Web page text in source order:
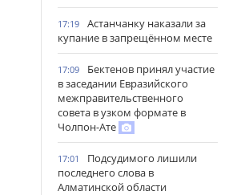
17:19
Астанчанку наказали за
купание в запрещённом месте
17:09
Бектенов принял участие
в заседании Евразийского
межправительственного
совета в узком формате в
Чолпон-Ате
17:01
Подсудимого лишили
последнего слова в
Алматинской области